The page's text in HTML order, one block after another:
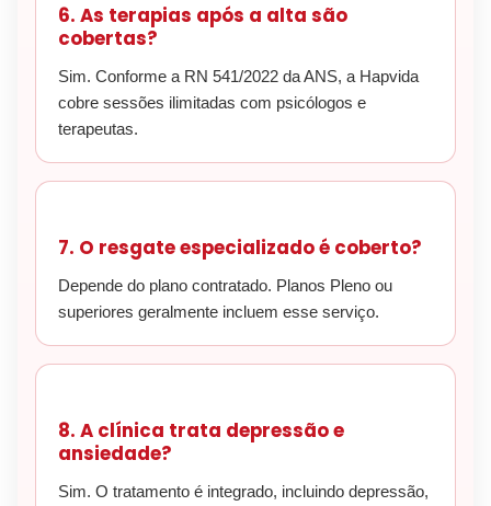
6. As terapias após a alta são
cobertas?
Sim. Conforme a RN 541/2022 da ANS, a Hapvida
cobre sessões ilimitadas com psicólogos e
terapeutas.
7. O resgate especializado é coberto?
Depende do plano contratado. Planos Pleno ou
superiores geralmente incluem esse serviço.
8. A clínica trata depressão e
ansiedade?
Sim. O tratamento é integrado, incluindo depressão,